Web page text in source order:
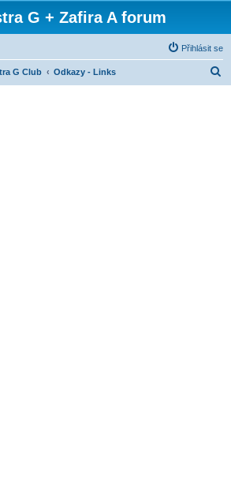
G + Zafira A forum
Přihlásit se
G Club Odkazy - Links